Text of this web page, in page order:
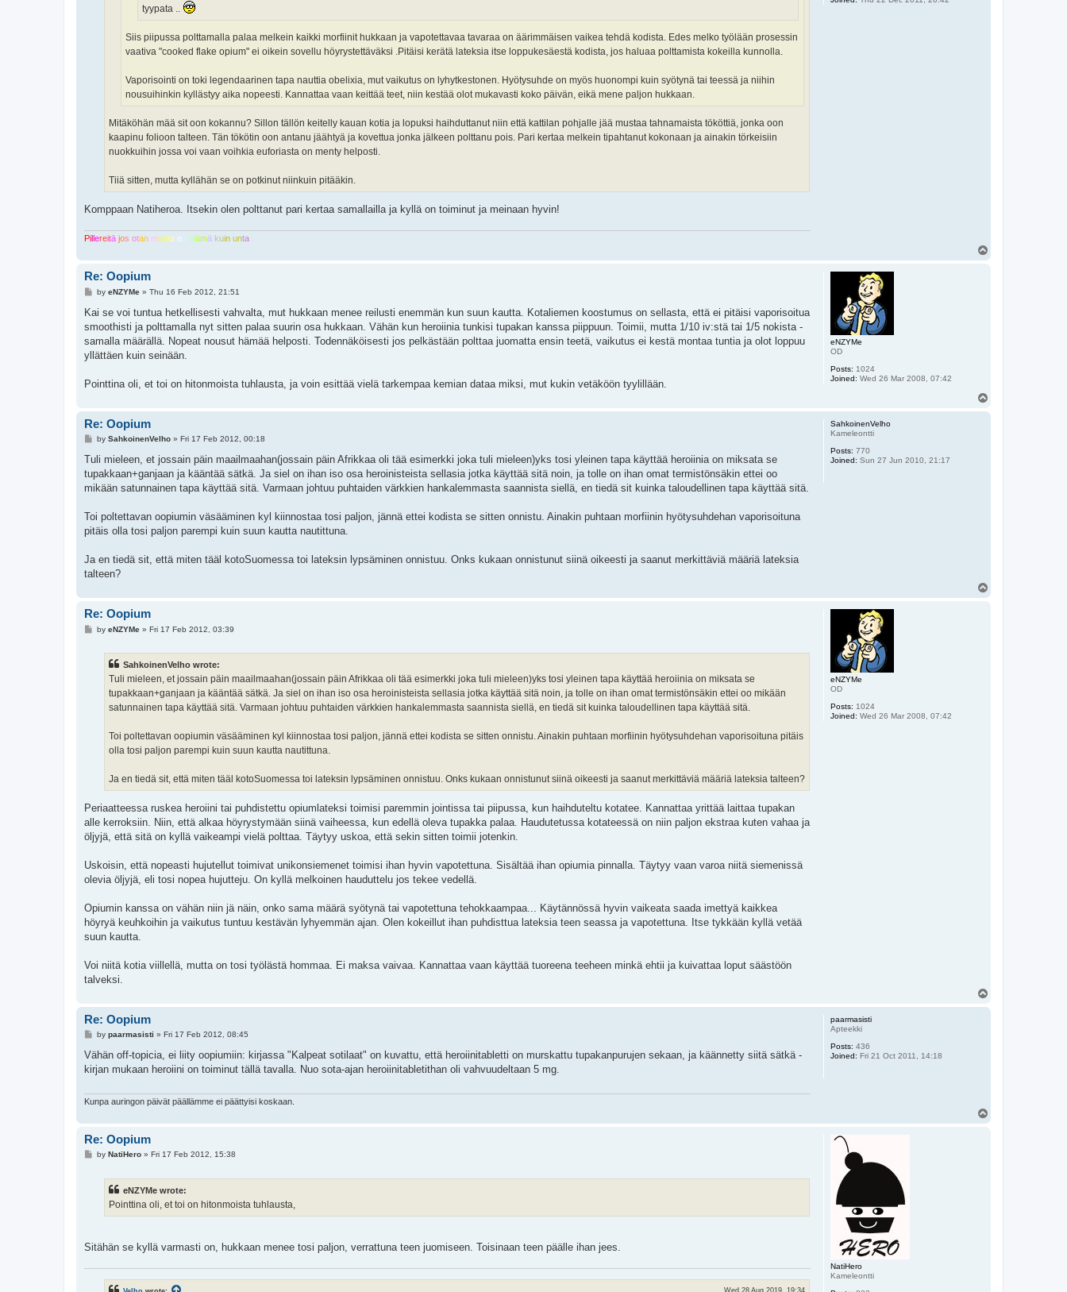
tyypata ..
Siis piipussa polttamalla palaa melkein kaikki morfiinit hukkaan ja vapotettavaa tavaraa on äärimmäisen vaikea tehdä kodista. Edes melko työlään prosessin
vaativa "cooked flake opium" ei oikein sovellu höyrystettäväksi .Pitäisi kerätä lateksia itse loppukesäestä kodista, jos haluaa polttamista kokeilla kunnolla.
Vaporisointi on toki legendaarinen tapa nauttia obelixia, mut vaikutus on lyhytkestonen. Hyötysuhde on myös huonompi kuin syötynä tai teessä ja niihin
nousuihinkin kyllästyy aika nopeesti. Kannattaa vaan keittää teet, niin kestää olot mukavasti koko päivän, eikä mene paljon hukkaan.
Mitäköhän mää sit oon kokannu? Sillon tällön keitelly kauan kotia ja lopuksi haihduttanut niin että kattilan pohjalle jää mustaa tahnamaista tököttiä, jonka oon
kaapinu folioon talteen. Tän tökötin oon antanu jäähtyä ja kovettua jonka jälkeen polttanu pois. Pari kertaa melkein tipahtanut kokonaan ja ainakin törkeisiin
nuokkuihin jossa voi vaan voihkia euforiasta on menty helposti.
Tiiä sitten, mutta kyllähän se on potkinut niinkuin pitääkin.
Komppaan Natiheroa. Itsekin olen polttanut pari kertaa samallailla ja kyllä on toiminut ja meinaan hyvin!
Pi ereitä jos otan monta o n e ämä kuin unta
eNZYMe
OD
Posts: 1024
Joined: Wed 26 Mar 2008, 07:42
Re: Oopium
P
s
by eNZYMe» Thu 16 Feb 2012, 21:51
Kai se voi tuntua hetkellisesti vahvalta, mut hukkaan menee reilusti enemmän kun suun kautta. Kotaliemen koostumus on sellasta, että ei pitäisi vaporisoitua
smoothisti ja polttamalla nyt sitten palaa suurin osa hukkaan. Vähän kun heroiinia tunkisi tupakan kanssa piippuun. Toimii, mutta 1/10 iv:stä tai 1/5 nokista -
samalla määrällä. Nopeat nousut hämää helposti. Todennäköisesti jos pelkästään polttaa juomatta ensin teetä, vaikutus ei kestä montaa tuntia ja olot loppuu
yllättäen kuin seinään.
Pointtina oli, et toi on hitonmoista tuhlausta, ja voin esittää vielä tarkempaa kemian dataa miksi, mut kukin vetäköön tyylillään.
SahkoinenVelho
Kameleontti
Posts: 770
Joined: Sun 27 Jun 2010, 21:17
Re: Oopium
P
s
by SahkoinenVelho» Fri 17 Feb 2012, 00:18
Tuli mieleen, et jossain päin maailmaahan(jossain päin Afrikkaa oli tää esimerkki joka tuli mieleen)yks tosi yleinen tapa käyttää heroiinia on miksata se
tupakkaan+ganjaan ja kääntää sätkä. Ja siel on ihan iso osa heroinisteista sellasia jotka käyttää sitä noin, ja tolle on ihan omat termistönsäkin ettei oo
mikään satunnainen tapa käyttää sitä. Varmaan johtuu puhtaiden värkkien hankalemmasta saannista siellä, en tiedä sit kuinka taloudellinen tapa käyttää sitä.
Toi poltettavan oopiumin väsääminen kyl kiinnostaa tosi paljon, jännä ettei kodista se sitten onnistu. Ainakin puhtaan morfiinin hyötysuhdehan vaporisoituna
pitäis olla tosi paljon parempi kuin suun kautta nautittuna.
Ja en tiedä sit, että miten tääl kotoSuomessa toi lateksin lypsäminen onnistuu. Onks kukaan onnistunut siinä oikeesti ja saanut merkittäviä määriä lateksia
talteen?
eNZYMe
OD
Posts: 1024
Joined: Wed 26 Mar 2008, 07:42
Re: Oopium
Pby eNZYMe» Fri 17 Feb 2012, 03:39
SahkoinenVelho wrote:
Tuli mieleen, et jossain päin maailmaahan(jossain päin Afrikkaa oli tää esimerkki joka tuli mieleen)yks tosi yleinen tapa käyttää heroiinia on miksata se
tupakkaan+ganjaan ja kääntää sätkä. Ja siel on ihan iso osa heroinisteista sellasia jotka käyttää sitä noin, ja tolle on ihan omat termistönsäkin ettei oo mikään
satunnainen tapa käyttää sitä. Varmaan johtuu puhtaiden värkkien hankalemmasta saannista siellä, en tiedä sit kuinka taloudellinen tapa käyttää sitä.
Toi poltettavan oopiumin väsääminen kyl kiinnostaa tosi paljon, jännä ettei kodista se sitten onnistu. Ainakin puhtaan morfiinin hyötysuhdehan vaporisoituna pitäis
olla tosi paljon parempi kuin suun kautta nautittuna.
Ja en tiedä sit, että miten tääl kotoSuomessa toi lateksin lypsäminen onnistuu. Onks kukaan onnistunut siinä oikeesti ja saanut merkittäviä määriä lateksia talteen?
Periaatteessa ruskea heroiini tai puhdistettu opiumlateksi toimisi paremmin jointissa tai piipussa, kun haihduteltu kotatee. Kannattaa yrittää laittaa tupakan
alle kerroksiin. Niin, että alkaa höyrystymään siinä vaiheessa, kun edellä oleva tupakka palaa. Haudutetussa kotateessä on niin paljon ekstraa kuten vahaa ja
öljyjä, että sitä on kyllä vaikeampi vielä polttaa. Täytyy uskoa, että sekin sitten toimii jotenkin.
Uskoisin, että nopeasti hujutellut toimivat unikonsiemenet toimisi ihan hyvin vapotettuna. Sisältää ihan opiumia pinnalla. Täytyy vaan varoa niitä siemenissä
olevia öljyjä, eli tosi nopea hujutteju. On kyllä melkoinen hauduttelu jos tekee vedellä.
Opiumin kanssa on vähän niin jä näin, onko sama määrä syötynä tai vapotettuna tehokkaampaa... Käytännössä hyvin vaikeata saada imettyä kaikkea
höyryä keuhkoihin ja vaikutus tuntuu kestävän lyhyemmän ajan. Olen kokeillut ihan puhdisttua lateksia teen seassa ja vapotettuna. Itse tykkään kyllä vetää
suun kautta.
Voi niitä kotia viillellä, mutta on tosi työlästä hommaa. Ei maksa vaivaa. Kannattaa vaan käyttää tuoreena teeheen minkä ehtii ja kuivattaa loput säästöön
talveksi.
paarmasisti
Apteekki
Posts: 436
Joined: Fri 21 Oct 2011, 14:18
Re: Oopium
P
s
by paarmasisti » Fri 17 Feb 2012, 08:45
Vähän off-topicia, ei liity oopiumiin: kirjassa "Kalpeat sotilaat" on kuvattu, että heroiinitabletti on murskattu tupakanpurujen sekaan, ja käännetty siitä sätkä -
kirjan mukaan heroiini on toiminut tällä tavalla. Nuo sota-ajan heroiinitabletithan oli vahvuudeltaan 5 mg.
Kunpa auringon päivät päällämme ei päättyisi koskaan.
NatiHero
Kameleontti
Re: Oopium
Pby NatiHero» Fri 17 Feb 2012, 15:38
eNZYMe wrote:
Pointtina oli, et toi on hitonmoista tuhlausta,
Sitähän se kyllä varmasti on, hukkaan menee tosi paljon, verrattuna teen juomiseen. Toisinaan teen päälle ihan jees.
Wed 28 Aug 2019, 19:34